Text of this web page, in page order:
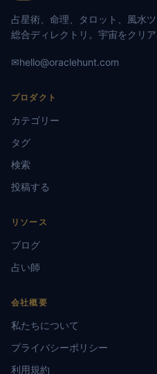
占星術、命理、タロット、風水
総合ディレクトリ。宇宙をクリア
✉hello@oraclehunt.com
プロダクト
カテゴリー
タグ
検索
投稿する
リソース
ブログ
占い師
会社概要
私たちについて
プライバシーポリシー
利用規約